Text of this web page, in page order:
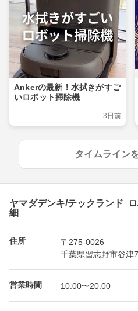
Ankerの最新！水拭きがすご
いロボット掃除機
3日前
タイムライン
ヤマダデンキ/テックランド
細
住所
〒275-0026
千葉県習志野市谷津
営業時間 10:00〜20:00